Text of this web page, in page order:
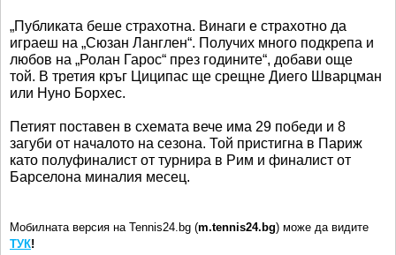
„Публиката беше страхотна. Винаги е страхотно да
играеш на „Сюзан Ланглен“. Получих много подкрепа и
любов на „Ролан Гарос“ през годините“, добави още
той. В третия кръг Циципас ще срещне Диего Шварцман
или Нуно Борхес.
Петият поставен в схемата вече има 29 победи и 8
загуби от началото на сезона. Той пристигна в Париж
като полуфиналист от турнира в Рим и финалист от
Барселона миналия месец.
Мобилната версия на Tennis24.bg (m.tennis24.bg) може да видите
ТУК!